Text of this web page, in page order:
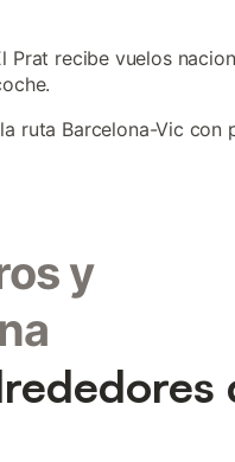
Prat recibe vuelos
ruta Barcelona-Vic con
y